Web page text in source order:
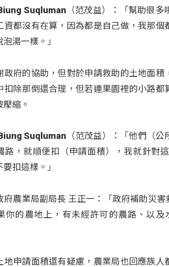
Suqluman（范茂益）：「幫助很多
資都沒有在算，因為都是自己做，我那個
湯一樣。」
政府的協助，但對於申請救助的土地面
扣除那倒還合理，但若連果園裡的小路
縮。
Suqluman（范茂益）：「他們（公
路，就順便扣（申請面積），我就針對
扣這樣。」
府農業局副局長 王正一：「政府補助災
你的農地上，有未經許可的農路、以
地申請面積還有疑慮，農業局也回應族